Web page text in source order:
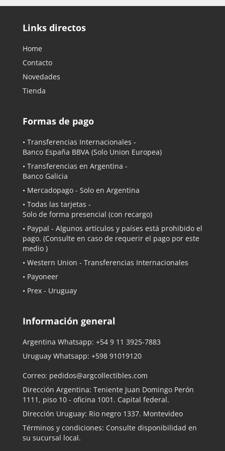
Links directos
Home
Contacto
Novedades
Tienda
Formas de pago
• Transferencias Internacionales -
Banco España BBVA (Solo Union Europea)
• Transferencias en Argentina -
Banco Galicia
• Mercadopago - Solo en Argentina
• Todas las tarjetas -
Solo de forma presencial (con recargo)
• Paypal - Algunos artículos y países está prohibido el
pago. (Consulte en caso de requerir el pago por este
medio )
• Western Union - Transferencias Internacionales
• Payoneer
• Prex - Uruguay
Información general
Argentina Whatsapp: +54 9 11 3925-7883
Uruguay Whatsapp: +598 91019120
Correo: pedidos@argcollectibles.com
Dirección Argentina: Teniente Juan Domingo Perón
1111, piso 10 - oficina 1001. Capital federal.
Dirección Uruguay: Rio negro 1337. Montevideo
Términos y condiciones: Consulte disponibilidad en
su sucursal local.